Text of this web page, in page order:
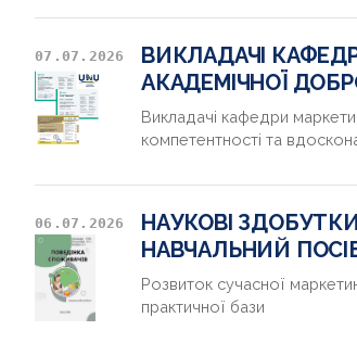
07.07.2026
ВИКЛАДАЧІ
АКАДЕМІЧНОЇ
Викладачі кафедри
компетентності та
06.07.2026
НАУКОВІ
НАВЧАЛЬНИЙ
Розвиток сучасної
практичної бази